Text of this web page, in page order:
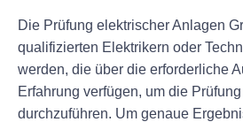
Die Prüfung elektrischer Anlagen
qualifizierten Elektrikern oder
werden, die über die erforderliche
Erfahrung verfügen, um die
durchzuführen. Um genaue